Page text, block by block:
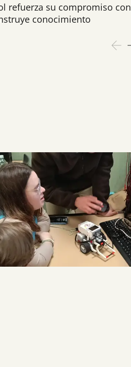
refuerza su compromiso con
conocimiento